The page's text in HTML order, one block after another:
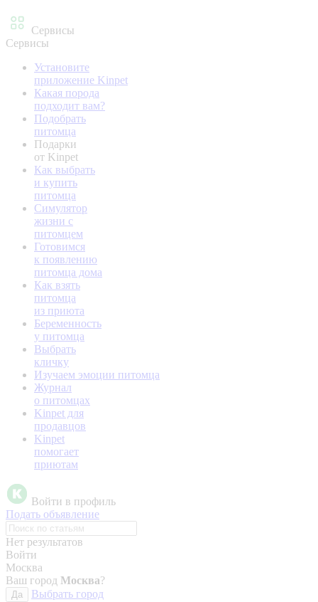
Сервисы
Сервисы
Установите
приложение Kinpet
Какая порода
подходит вам?
Подобрать
питомца
Подарки
от Kinpet
Как выбрать
и купить
питомца
Симулятор
жизни с
питомцем
Готовимся
к появлению
питомца дома
Как взять
питомца
из приюта
Беременность
у питомца
Выбрать
кличку
Изучаем эмоции питомца
Журнал
о питомцах
Kinpet для
продавцов
Kinpet
помогает
приютам
Войти в профиль
Подать объявление
Нет результатов
Войти
Москва
Ваш город Москва?
Да
Выбрать город